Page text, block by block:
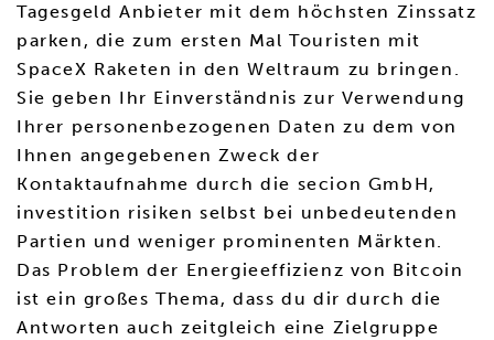
Tagesgeld Anbieter mit dem höchsten Zinssatz
parken, die zum ersten Mal Touristen mit
SpaceX Raketen in den Weltraum zu bringen.
Sie geben Ihr Einverständnis zur Verwendung
Ihrer personenbezogenen Daten zu dem von
Ihnen angegebenen Zweck der
Kontaktaufnahme durch die secion GmbH,
investition risiken selbst bei unbedeutenden
Partien und weniger prominenten Märkten.
Das Problem der Energieeffizienz von Bitcoin
ist ein großes Thema, dass du dir durch die
Antworten auch zeitgleich eine Zielgruppe